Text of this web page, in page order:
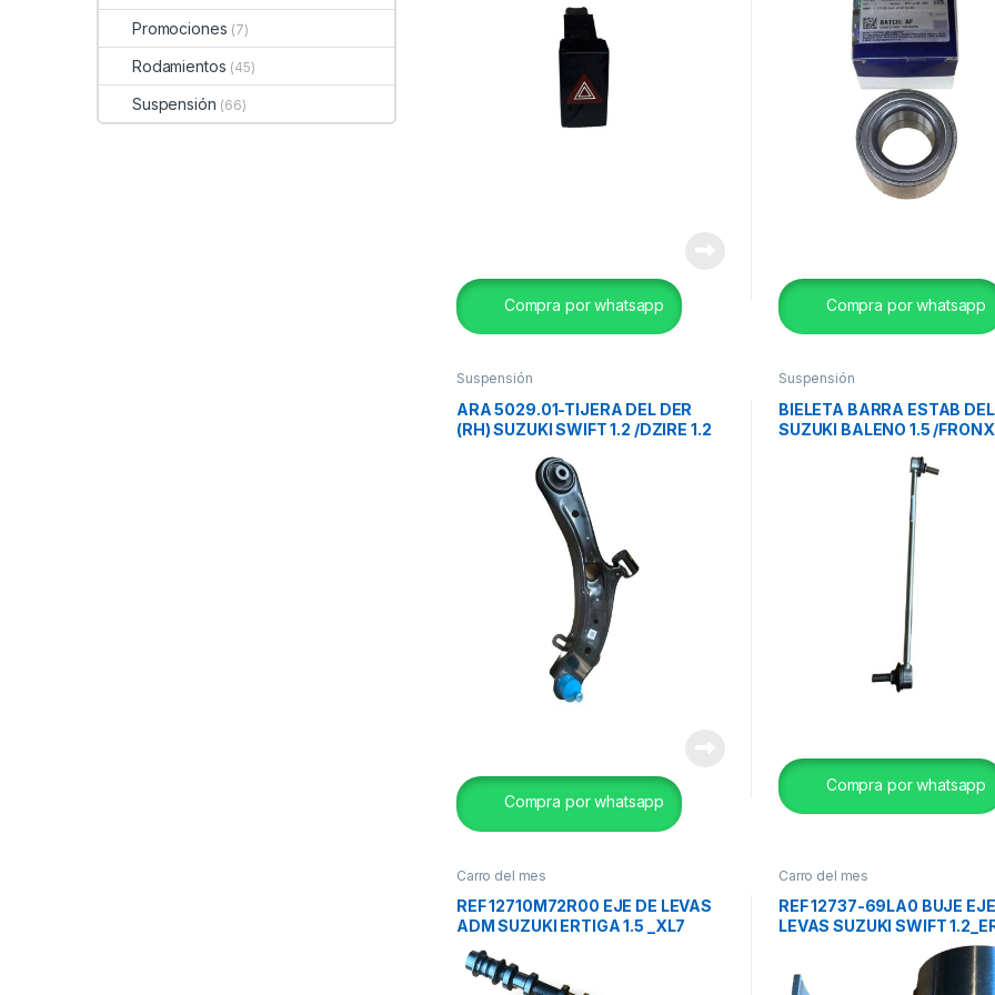
Compra por whatsapp Compra por whatsapp
Suspensión
ARA 5029.01-TIJERA DEL DER
(RH) SUZUKI SWIFT 1.2 /DZIRE 1.2
Compra por whatsapp
Suspensión
BIELETA BARRA ESTAB DEL
SUZUKI BALENO 1.5 /FRONX
Compra por whatsapp
Carro del mes
REF 12710M72R00 EJE DE LEVAS
ADM SUZUKI ERTIGA 1.5 _XL7
_BALENO 1.5 _FRONX ORIG.
Carro del mes
REF 12737-69LA0 BUJE EJE
LEVAS SUZUKI SWIFT
1.4_BALENO 1.4_CELERIO
Promociones (7)
Rodamientos (45)
Suspensión (66)